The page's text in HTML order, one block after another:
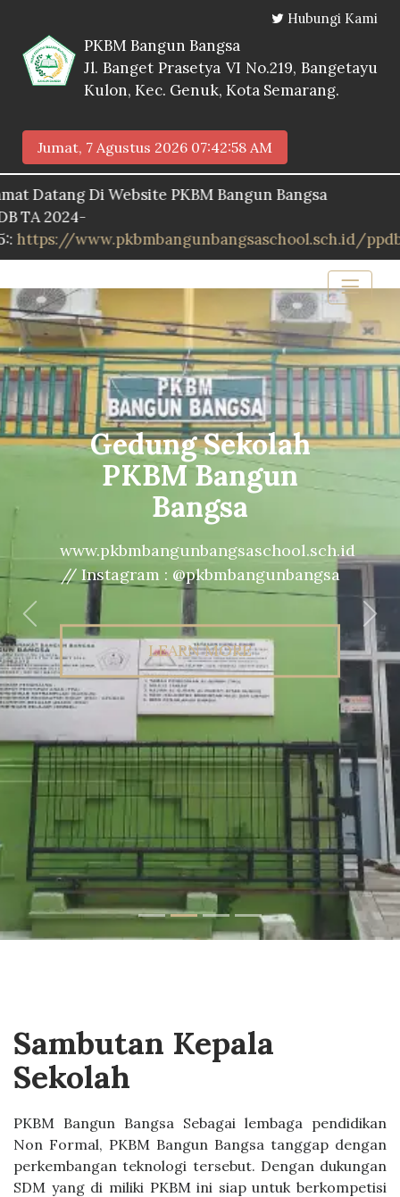
Hubungi Kami
PKBM Bangun Bangsa
Jl. Banget Prasetya VI No.219, Bangetayu
Kulon, Kec. Genuk, Kota Semarang.
Jumat, 7 Agustus 2026 07:42:59 AM
Di Website PKBM Bangun Bangsa
www.pkbmbangunbangsaschool.sch.id/ppdb
Gedung Sekolah
PKBM Bangun
Bangsa
www.pkbmbangunbangsaschool.sch.id
// Instagram : @pkbmbangunbangsa
LEARN MORE
Previous
Sambutan Kepala
Sekolah
PKBM Bangun Bangsa Sebagai lembaga pendidikan
Non Formal, PKBM Bangun Bangsa tanggap dengan
perkembangan teknologi tersebut. Dengan dukungan
SDM yang di miliki PKBM ini siap untuk berkompetisi